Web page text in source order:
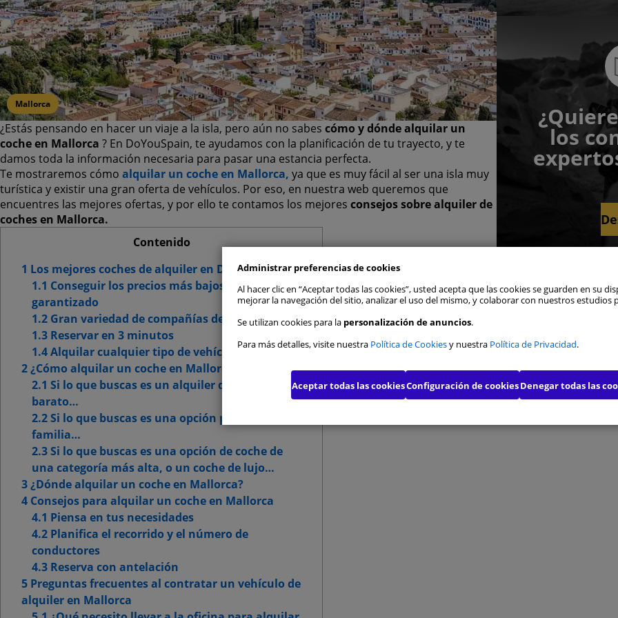
Mallorca
¿Estás pensando en hacer un viaje a la isla, pero aún no sabes cómo y dónde alquilar un
coche en Mallorca ? En DoYouSpain, te ayudamos con la planificación de tu trayecto, y te
damos toda la información necesaria para pasar una estancia perfecta.
Te mostraremos cómo alquilar un coche en Mallorca, ya que es muy fácil al ser una isla muy
turística y existir una gran oferta de vehículos. Por eso, en nuestra web queremos que
encuentres las mejores ofertas, y por ello te contamos los mejores consejos sobre alquiler de
coches en Mallorca.
Contenido
1 Los mejores coches de alquiler en DoYouSpain
1.1 Conseguir los precios más bajos –
garantizado
1.2 Gran variedad de compañías de alquiler
1.3 Reservar en 3 minutos
1.4 Alquilar cualquier tipo de vehículo
2 ¿Cómo alquilar un coche en Mallorca?
2.1 Si lo que buscas es un alquiler de coche
barato…
2.2 Si lo que buscas es una opción para toda la
familia…
2.3 Si lo que buscas es una opción de coche de
una categoría más alta, o un coche de lujo…
3 ¿Dónde alquilar un coche en Mallorca?
4 Consejos para alquilar un coche en Mallorca
4.1 Piensa en tus necesidades
4.2 Planifica el recorrido y el número de
conductores
4.3 Reserva con antelación
5 Preguntas frecuentes al contratar un vehículo de
alquiler en Mallorca
los
Administrar preferencias de cookies
Al hacer clic en “Aceptar todas las cookies”, usted acepta que las cookies se guarden en su
mejorar la navegación del sitio, analizar el uso del mismo, y colaborar con nuestros estudios
Se utilizan cookies para la personalización de anuncios.
Para más detalles, visite nuestra Política de Cookiesy nuestra Política de Privacidad.
Configuración de cookiesDenegar todas las
Aceptar todas las cookies
Permitirlas todas
Cookies estrictamente necesarias
Cookies de rendimiento
Cookies de funcionalidad
Cookies de publicidad